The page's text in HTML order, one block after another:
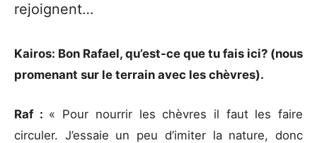
rejoignent…
Kairos: Bon Rafael, qu’est-ce que tu fais ici? (nous
promenant sur le terrain avec les chèvres).
Raf : « Pour nourrir les chèvres il faut les faire
circuler. J’essaie un peu d’imiter la nature, donc